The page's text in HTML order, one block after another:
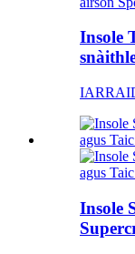
Insole
Insole